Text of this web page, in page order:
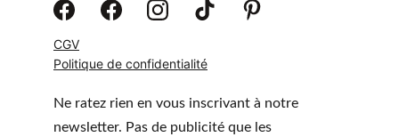
Politique de confidentialité
CGV
Ne ratez rien en vous inscrivant à notre
newsletter. Pas de publicité que les